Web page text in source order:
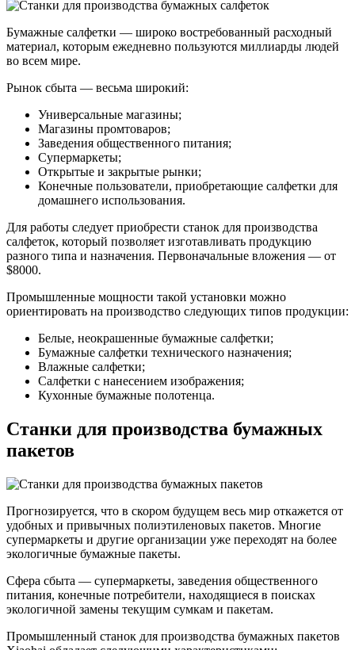
Бумажные салфетки — широко востребованный расходный
материал, которым ежедневно пользуются миллиарды людей
во всем мире.
Рынок сбыта — весьма широкий:
Универсальные магазины;
Магазины промтоваров;
Заведения общественного питания;
Супермаркеты;
Открытые и закрытые рынки;
Конечные пользователи, приобретающие салфетки для
домашнего использования.
Для работы следует приобрести станок для производства
салфеток, который позволяет изготавливать продукцию
разного типа и назначения. Первоначальные вложения — от
$8000.
Промышленные мощности такой установки можно
ориентировать на производство следующих типов продукции:
Белые, неокрашенные бумажные салфетки;
Бумажные салфетки технического назначения;
Влажные салфетки;
Салфетки с нанесением изображения;
Кухонные бумажные полотенца.
Станки для производства бумажных
пакетов
Прогнозируется, что в скором будущем весь мир откажется от
удобных и привычных полиэтиленовых пакетов. Многие
супермаркеты и другие организации уже переходят на более
экологичные бумажные пакеты.
Сфера сбыта — супермаркеты, заведения общественного
питания, конечные потребители, находящиеся в поисках
экологичной замены текущим сумкам и пакетам.
Промышленный станок для производства бумажных пакетов